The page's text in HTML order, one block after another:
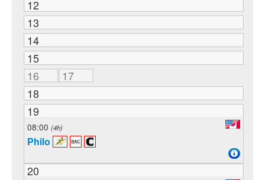
12
13
14
15
16
17
18
19
08:00 (4h)
Philo
20